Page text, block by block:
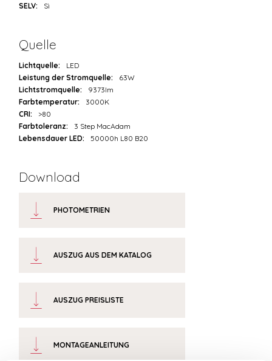
SELV:
Sì
Quelle
Lichtquelle:
LED
Leistung der Stromquelle:
63W
Lichtstromquelle:
9373lm
Farbtemperatur:
3000K
CRI:
>80
Farbtoleranz:
3 Step MacAdam
Lebensdauer LED:
50000h L80 B20
Download
PHOTOMETRIEN
AUSZUG AUS DEM KATALOG
AUSZUG PREISLISTE
MONTAGEANLEITUNG